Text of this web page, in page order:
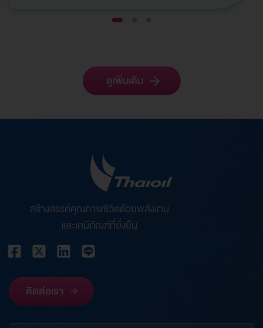
ดูเพิ่มเติม
สร้างสรรค์คุณภาพชีวิตด้วยพลังงาน
และเคมีภัณฑ์ที่ยั่งยืน
ติดต่อเรา